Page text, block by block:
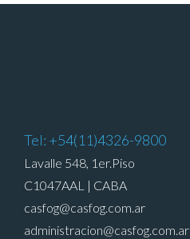
Tel: +54(11)4326-9800
Lavalle 548, 1er.Piso
C1047AAL | CABA
casfog@casfog.com.ar
administracion@casfog.com.ar